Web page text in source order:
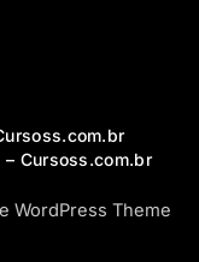
Cursoss.com.br
WordPress Theme